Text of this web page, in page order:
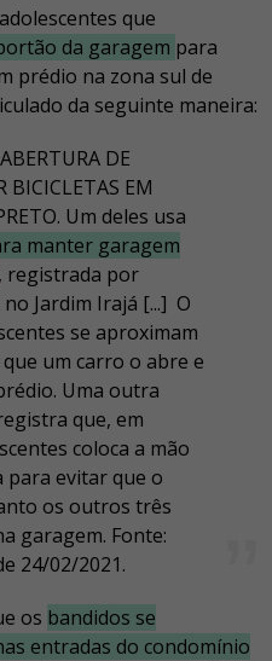
que
da garagem para
prédio na zona sul de
da seguinte maneira:
DE
BICICLETAS EM
Um deles usa
manter garagem
, registrada por
Jardim Irajá [...] O
se aproximam
um carro o abre e
Uma outra
que, em
coloca a mão
para evitar que o
os outros três
garagem. Fonte:
24/02/2021.
os bandidos se
entradas do condomínio